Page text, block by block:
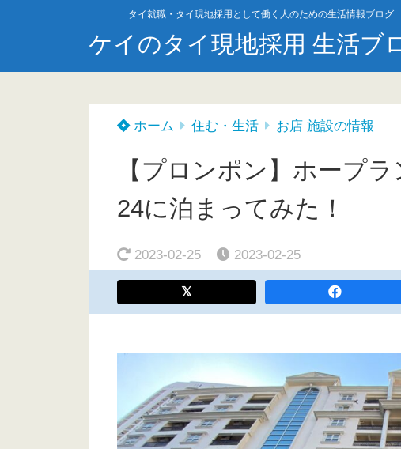
タイ就職・タイ現地採用として働く人のための生活情報ブログ
ケイのタイ現地採用 生活ブ
ホーム 住む・生活 お店 施設の情報
【プロンポン】ホープ
24に泊まってみた！
2023-02-25 2023-02-25